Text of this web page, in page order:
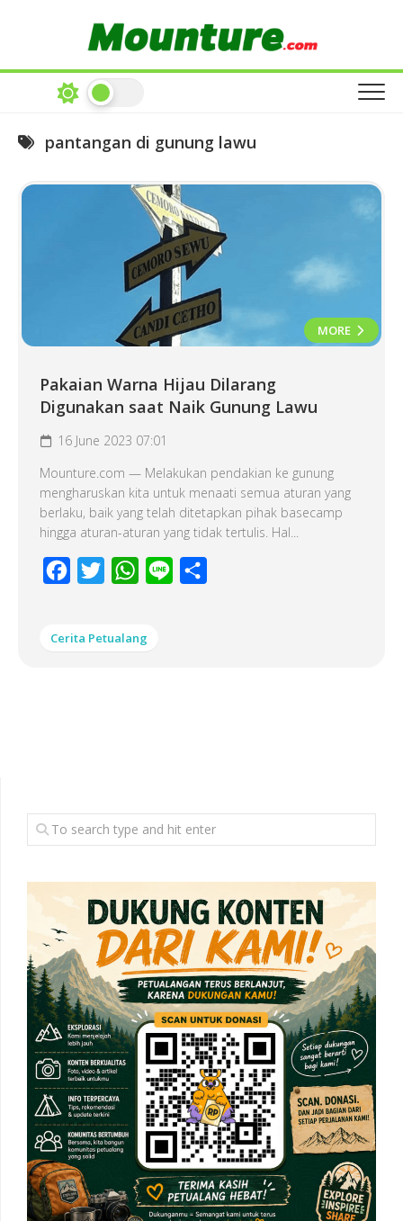
pantangan di gunung lawu
MORE
Pakaian Warna Hijau Dilarang
Digunakan saat Naik Gunung Lawu
16 June 2023 07:01
Mounture.com — Melakukan pendakian ke gunung
mengharuskan kita untuk menaati semua aturan yang
berlaku, baik yang telah ditetapkan pihak basecamp
hingga aturan-aturan yang tidak tertulis. Hal...
Facebook
Twitter WhatsApp
Line
Cerita Petualang